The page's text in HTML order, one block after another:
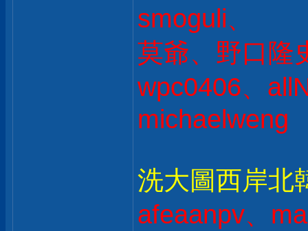
smoguli、
莫爺、野口隆
wpc0406、
michaelweng
洗大圖西岸北
afeaanpv、